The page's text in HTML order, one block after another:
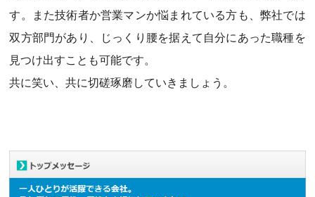
す。また技術者か営業マンか悩まれている方も、弊社では
双方部門があり、じっくり腰を据えて自分にあった職種を
見つけ出すことも可能です。
共に笑い、共に切磋琢磨していきましょう。